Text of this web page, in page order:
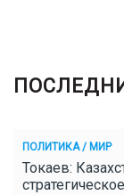
ПОЛИТИКА / МИР
Токаев: